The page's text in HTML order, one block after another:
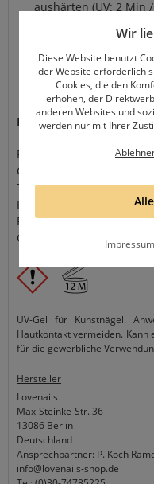
aushärten (UV: 2 Min /
Zweite Schicht für
aushärten.
Mit Farbe oderUV/
Inhaltsstoffe:
Polyether Urethane
Oligomer,
Trimethylolpropane
Phosphate,
Phenylphosphinate, p-
CI 77742, CI 77499, CI
UV-Gel für Kunstnägel.
Hautkontakt vermeiden.
für die gewerbliche
Hersteller
Lovenails
Max-Steinke-Str. 36
13086 Berlin
Deutschland
Ansprechpartner: P. Koch
info@lovenails-shop.de
Wir
Diese Website benutzt
der Website erforderlich
Cookies, die den
erhöhen, der
anderen Websites und
werden nur mit Ihrer
Impressum